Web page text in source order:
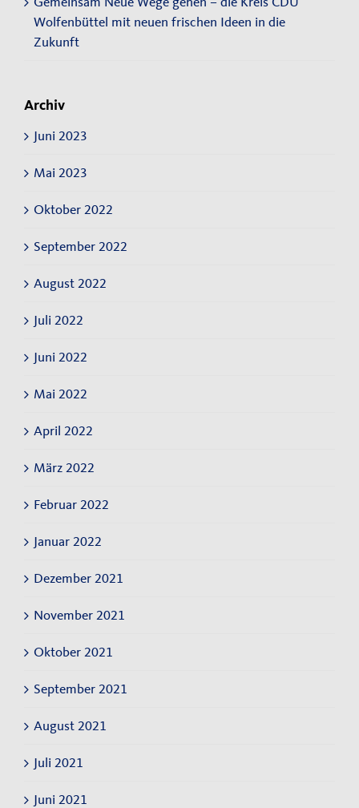
Wolfenbüttel mit neuen frischen Ideen in die
Zukunft
Archiv
Juni 2023
Mai 2023
Oktober 2022
September 2022
August 2022
Juli 2022
Juni 2022
Mai 2022
April 2022
März 2022
Februar 2022
Januar 2022
Dezember 2021
November 2021
Oktober 2021
September 2021
August 2021
Juli 2021
Juni 2021